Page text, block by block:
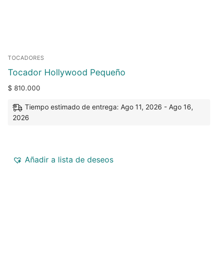
TOCADORES
Tocador Hollywood Pequeño
$ 810.000
Tiempo estimado de entrega: Ago 11, 2026 - Ago 16,
2026
Añadir a lista de deseos